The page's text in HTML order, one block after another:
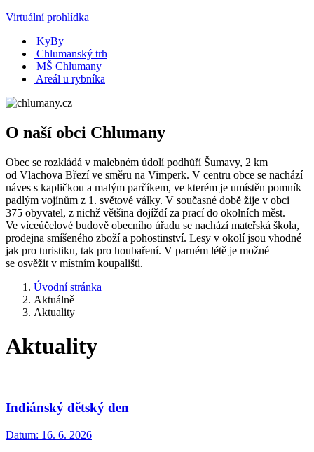
Virtuální prohlídka
KyBy
Chlumanský trh
MŠ Chlumany
Areál u rybníka
O naší obci Chlumany
Obec se rozkládá v malebném údolí podhůří Šumavy, 2 km
od Vlachova Březí ve směru na Vimperk. V centru obce se nachází
náves s kapličkou a malým parčíkem, ve kterém je umístěn pomník
padlým vojínům z 1. světové války. V současné době žije v obci
375 obyvatel, z nichž většina dojíždí za prací do okolních měst.
Ve víceúčelové budově obecního úřadu se nachází mateřská škola,
prodejna smíšeného zboží a pohostinství. Lesy v okolí jsou vhodné
jak pro turistiku, tak pro houbaření. V parném létě je možné
se osvěžit v místním koupališti.
Úvodní stránka
Aktuálně
Aktuality
Aktuality
Indiánský dětský den
Datum: 16. 6. 2026